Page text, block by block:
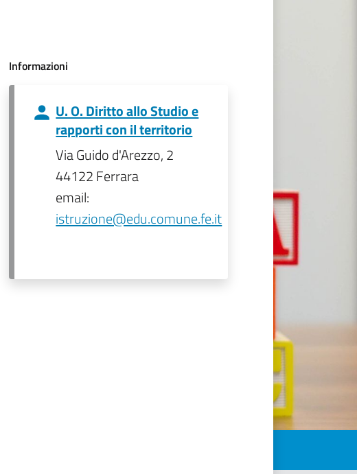
Informazioni
U. O. Diritto allo Studio e
rapporti con il territorio
Via Guido d'Arezzo, 2
44122 Ferrara
email:
istruzione@edu.comune.fe.it